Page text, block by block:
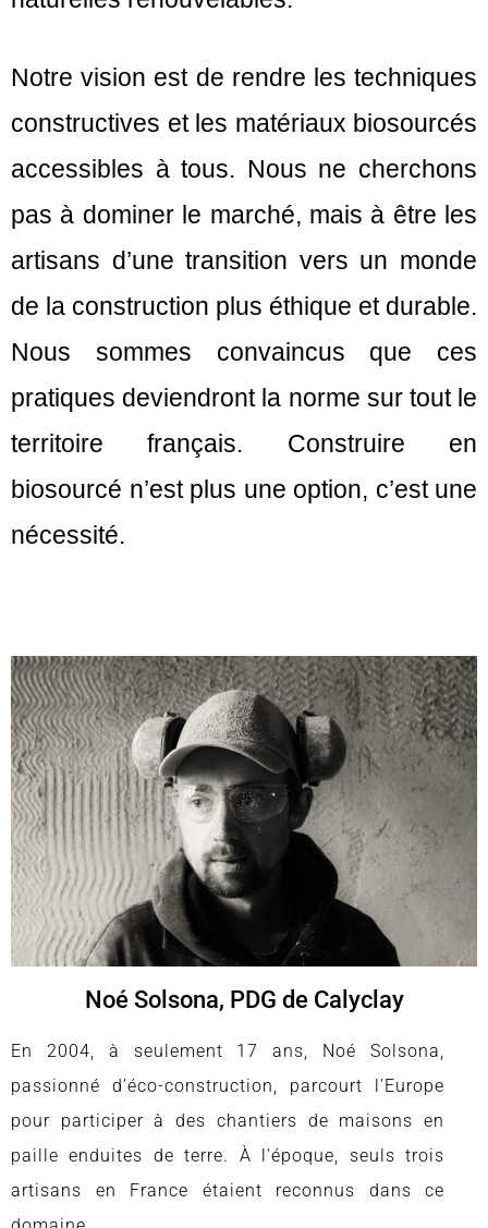
Notre vision est de rendre les techniques
constructives et les matériaux biosourcés
accessibles à tous. Nous ne cherchons
pas à dominer le marché, mais à être les
artisans d’une transition vers un monde
de la construction plus éthique et durable.
Nous sommes convaincus que ces
pratiques deviendront la norme sur tout le
territoire français. Construire en
biosourcé n’est plus une option, c’est une
nécessité.
Noé Solsona, PDG de Calyclay
En 2004, à seulement 17 ans, Noé Solsona,
passionné d’éco-construction, parcourt l’Europe
pour participer à des chantiers de maisons en
paille enduites de terre. À l’époque, seuls trois
artisans en France étaient reconnus dans ce